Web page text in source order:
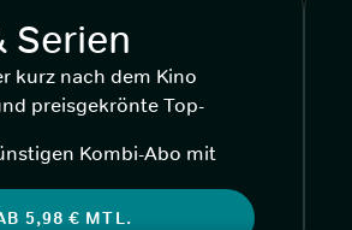
Serien
kurz nach dem Kino
preisgekrönte Top-
Kombi-Abo mit
5,98 € MTL.